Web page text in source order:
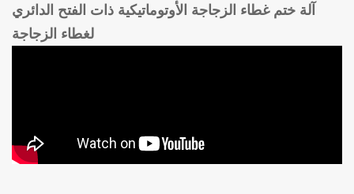
آلة ختم غطاء الزجاجة الأوتوماتيكية ذات الفتح الدائري
لغطاء الزجاجة